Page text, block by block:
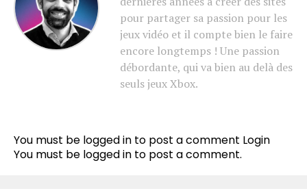
pour partager sa passion pour les
jeux vidéo et il compte bien le faire
encore longtemps ! Une passion
débordante, qui va bien au delà des
seuls jeux Xbox.
You must be logged in to post a comment Login
You must be logged in to post a comment.
Pinterest